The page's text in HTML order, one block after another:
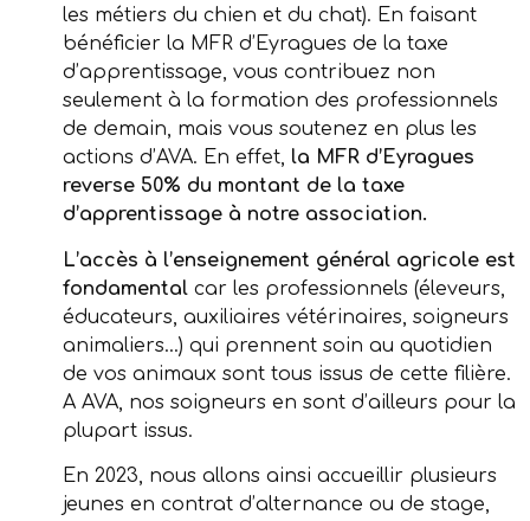
les métiers du chien et du chat). En faisant
bénéficier la MFR d’Eyragues de la taxe
d’apprentissage, vous contribuez non
seulement à la formation des professionnels
de demain, mais vous soutenez en plus les
actions d’AVA. En effet, la MFR d’Eyragues
reverse 50% du montant de la taxe
d’apprentissage à notre association.
L’accès à l’enseignement général agricole est
fondamental car les professionnels (éleveurs,
éducateurs, auxiliaires vétérinaires, soigneurs
animaliers…) qui prennent soin au quotidien
de vos animaux sont tous issus de cette filière.
A AVA, nos soigneurs en sont d’ailleurs pour la
plupart issus.
En 2023, nous allons ainsi accueillir plusieurs
jeunes en contrat d’alternance ou de stage,